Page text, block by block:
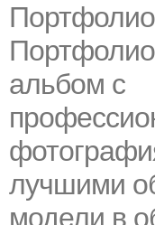
Портфолио
альбом с
лучшими
модели в